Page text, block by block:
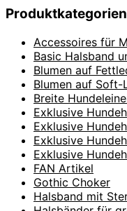
Produktkategorien
Accessoires für
Basic Halsband
Blumen auf
Blumen auf Soft-
Breite
Exklusive
Exklusive
Exklusive
Exklusive
FAN Artikel
Gothic Choker
Halsband mit